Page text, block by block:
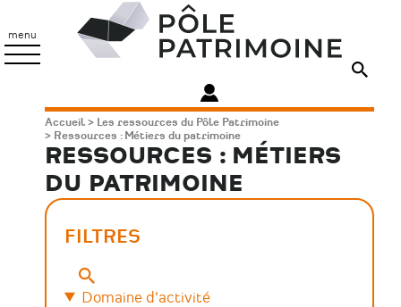
contenu
principal
menu
Patrimoine
Fil
d'Ariane
Accueil
Les ressources du Pôle Patrimoine
Ressources : Métiers du patrimoine
RESSOURCES : MÉTIERS
DU PATRIMOINE
FILTRES
Mots-
clésDomaine d'activité